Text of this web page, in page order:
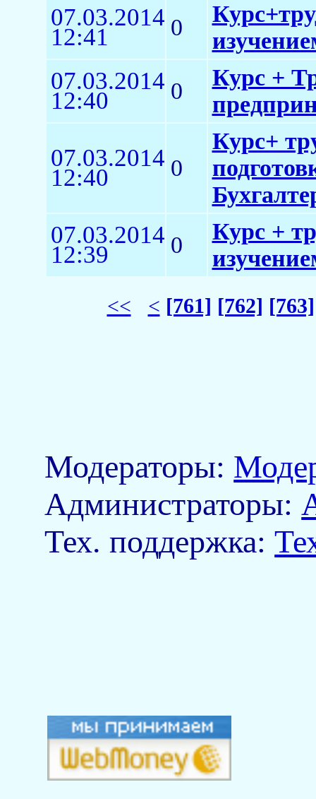
07.03.2014
12:41 0
07.03.2014
12:40 0
Курс +
07.03.2014
12:40 0
Курс+
07.03.2014
12:39 0
Курс +
<< < [761] [762] [763]
Модераторы:
Aдминистраторы:
Тех. поддержка: